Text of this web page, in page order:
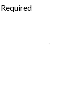
Required